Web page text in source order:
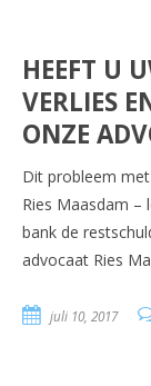
HEEFT U
VERLIES
ONZE
Dit probleem
Ries Maasdam
bank de
advocaat Ries
juli 10, 2017